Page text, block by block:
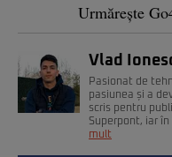
Urmărește
Vlad
Pasionat de
pasiunea și a
scris pentru
Superpont, iar
mult